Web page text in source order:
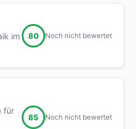
im
80 Noch nicht bewertet
für
85 Noch nicht bewertet